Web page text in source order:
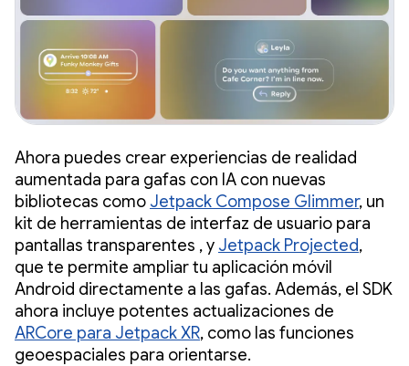
Ahora puedes crear experiencias de realidad
aumentada para gafas con IA con nuevas
bibliotecas como Jetpack Compose Glimmer, un
kit de herramientas de interfaz de usuario para
pantallas transparentes , y Jetpack Projected,
que te permite ampliar tu aplicación móvil
Android directamente a las gafas. Además, el SDK
ahora incluye potentes actualizaciones de
ARCore para Jetpack XR, como las funciones
geoespaciales para orientarse.